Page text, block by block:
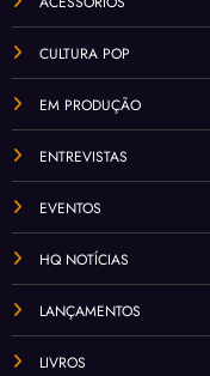
CULTURA POP
EM PRODUÇÃO
ENTREVISTAS
EVENTOS
HQ NOTÍCIAS
LANÇAMENTOS
LIVROS